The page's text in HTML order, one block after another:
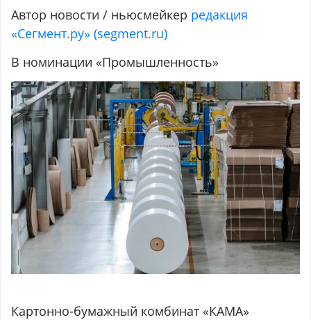
Автор новости / ньюсмейкер редакция
«Сегмент.ру» (segment.ru)
В номинации «Промышленность»
Картонно-бумажный комбинат «КАМА»